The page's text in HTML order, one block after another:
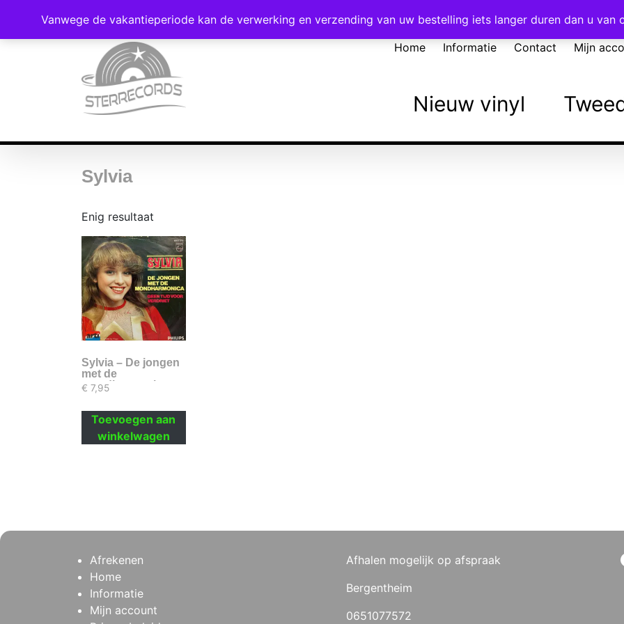
Voor 16:00 besteld = vandaag verzonden!
Home Informatie Contact Mijn
Nieuw vinyl
Sylvia
Enig resultaat
Sylvia – De jongen
met de
mondharmonica
€ 7,95
Toevoegen aan
winkelwagen
Afrekenen
Home
Informatie
Mijn account
Afhalen mogelijk op afspraak
Bergentheim
0651077572
Vanwege de vakantieperiode kan de verwerking en verzending van uw bestelling iets langer duren dan u